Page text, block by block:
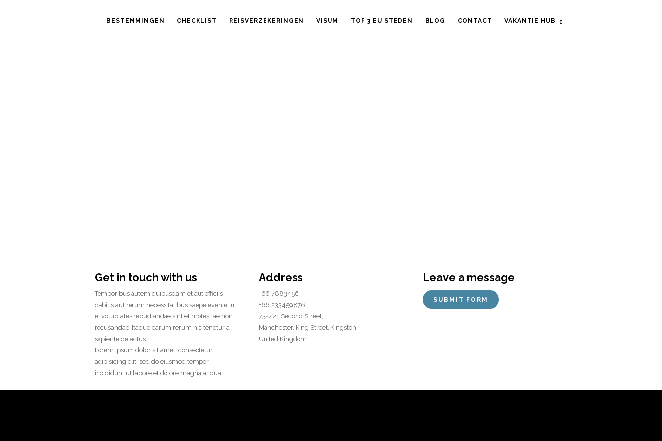
BESTEMMINGEN CHECKLIST REISVERZEKERINGEN VISUM TOP 3 EU STEDEN BLOG CONTACT VAKANTIE HUB
Get in touch with us
Temporibus autem quibusdam et aut officiis
debitis aut rerum necessitatibus saepe eveniet ut
et voluptates repudiandae sint et molestiae non
recusandae. Itaque earum rerum hic tenetur a
sapiente delectus.
Lorem ipsum dolor sit amet, consectetur
adipisicing elit, sed do eiusmod tempor
incididunt ut labore et dolore magna aliqua.
Address
+66 7883456
+66 233459876
732/21 Second Street,
Manchester, King Street, Kingston
United Kingdom
Leave a message